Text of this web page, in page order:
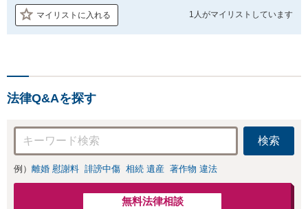
マイリストに入れる 1人がマイリストしています
法律Q&Aを探す
検索
例） 離婚 慰謝料 誹謗中傷 相続 遺産 著作物 違法
無料法律相談